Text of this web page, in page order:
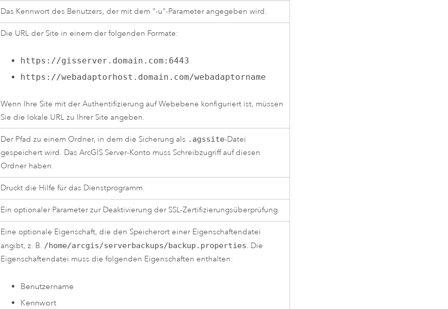
Das Kennwort des Benutzers, der mit dem "-u"-Parameter angegeben wird.
Die URL der Site in einem der folgenden Formate:
https://gisserver.domain.com:6443
https://webadaptorhost.domain.com/webadaptorname
Wenn Ihre Site mit der Authentifizierung auf Webebene konfiguriert ist, müssen
Sie die lokale URL zu Ihrer Site angeben.
Der Pfad zu einem Ordner, in dem die Sicherung als .agssite-Datei
gespeichert wird. DasArcGIS Server-Konto muss Schreibzugriff auf diesen
Ordner haben.
Druckt die Hilfe für das Dienstprogramm.
Ein optionaler Parameter zur Deaktivierung der SSL-Zertifizierungsüberprüfung.
Eine optionale Eigenschaft, die den Speicherort einer Eigenschaftendatei
angibt, z. B. /home/arcgis/serverbackups/backup.properties. Die
Eigenschaftendatei muss die folgenden Eigenschaften enthalten:
Benutzername
Kennwort